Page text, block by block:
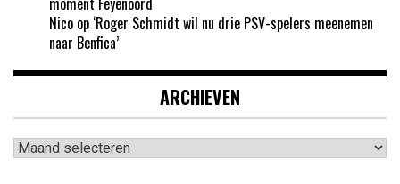
Nico op ‘Roger Schmidt wil nu drie PSV-spelers meenemen
naar Benfica’
ARCHIEVEN
Archieven